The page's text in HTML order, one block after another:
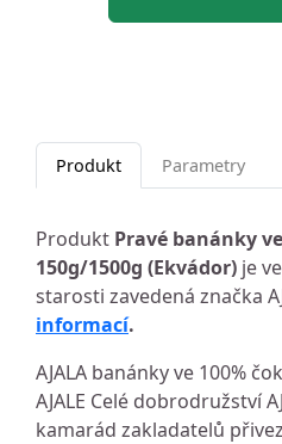
Produkt Parametry
Produkt Pravé banánky
150g/1500g (Ekvádor) je
starosti zavedená značka
informací.
AJALA banánky ve 100%
AJALE Celé dobrodružství
kamarád zakladatelů